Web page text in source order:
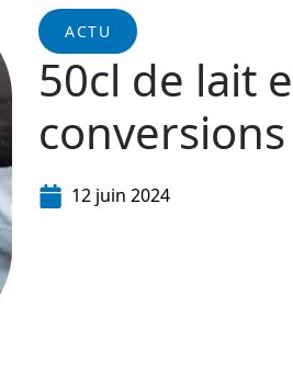
ACTU
50cl de lait
12 juin 2024